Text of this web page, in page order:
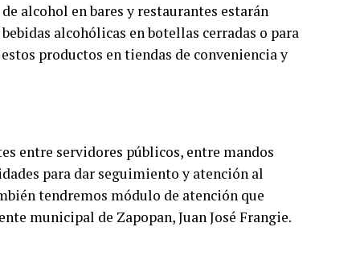
alcohol en bares y restaurantes estarán
alcohólicas en botellas cerradas o para
productos en tiendas de conveniencia y
entre servidores públicos, entre mandos
para dar seguimiento y atención al
tendremos módulo de atención que
municipal de Zapopan, Juan José Frangie.